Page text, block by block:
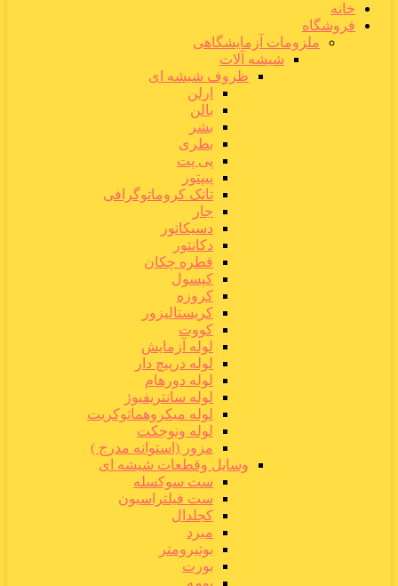
خانه
فروشگاه
ملزومات آزمایشگاهی
شیشه آلات
ظروف شیشه ای
ارلن
بالن
بشر
بطری
پی پت
پیپتور
تانک کروماتوگرافی
جار
دسیکاتور
دکانتور
قطره چکان
کپسول
کروزه
کریستالیزور
کووت
لوله آزمایش
لوله درپیچ دار
لوله دورهام
لوله سانتریفیوژ
لوله میکروهماتوکریت
لوله ونوجکت
مزور (استوانه مدرج )
وسایل وقطعات شیشه ای
ست سوکسله
ست فیلتراسیون
کجلدال
مبرد
بوتیرومتر
بورت
بومه